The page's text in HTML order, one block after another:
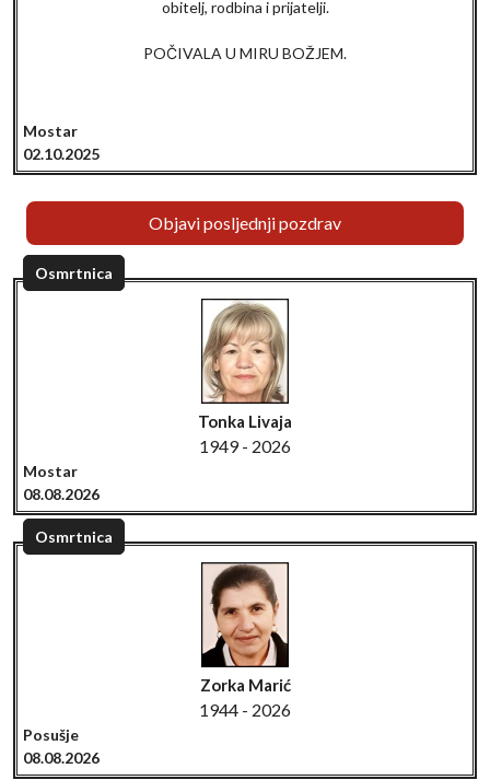
obitelj, rodbina i prijatelji.
POČIVALA U MIRU BOŽJEM.
Mostar
02.10.2025
Objavi posljednji pozdrav
Osmrtnica
Tonka Livaja
1949 - 2026
Mostar
08.08.2026
Osmrtnica
Zorka Marić
1944 - 2026
Posušje
08.08.2026